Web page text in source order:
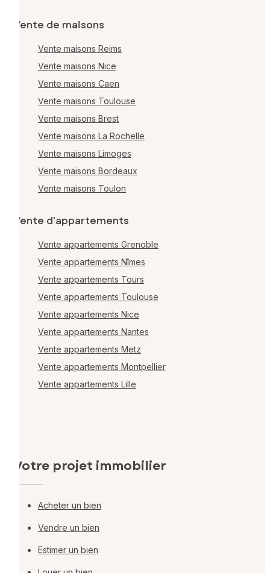
Vente de maisons
Vente maisons Reims
Vente maisons Nice
Vente maisons Caen
Vente maisons Toulouse
Vente maisons Brest
Vente maisons La Rochelle
Vente maisons Limoges
Vente maisons Bordeaux
Vente maisons Toulon
Vente d'appartements
Vente appartements Grenoble
Vente appartements Nîmes
Vente appartements Tours
Vente appartements Toulouse
Vente appartements Nice
Vente appartements Nantes
Vente appartements Metz
Vente appartements Montpellier
Vente appartements Lille
Votre projet immobilier
Acheter un bien
Vendre un bien
Estimer un bien